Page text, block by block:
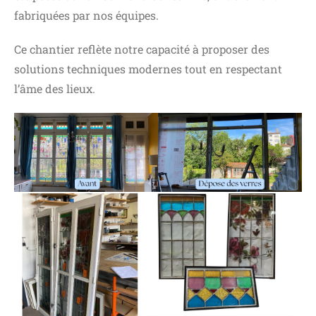
fabriquées par nos équipes.
Ce chantier reflète notre capacité à proposer des
solutions techniques modernes tout en respectant
l’âme des lieux.